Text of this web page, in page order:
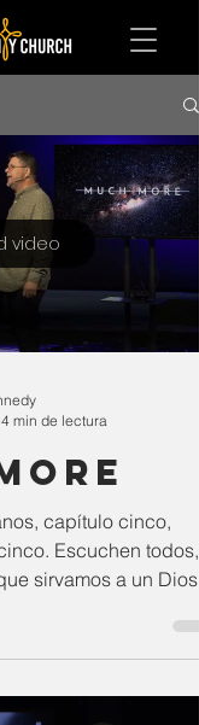
video
min de lectura
capítulo cinco,
Escuchen todos,
sirvamos a un Dios